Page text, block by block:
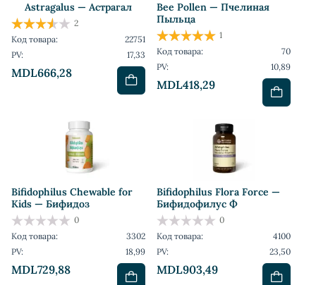
Astragalus — Астрагал
MDL666,28
2
Код товара:
22751
PV:
17,33
Bee Pollen — Пчелиная
Пыльца
MDL418,29
1
Код товара:
70
PV:
10,89
Bifidophilus Chewable for
Kids — Бифидоз
MDL729,88
0
Код товара:
3302
PV:
18,99
Bifidophilus Flora Force —
Бифидофилус Ф
MDL903,49
0
Код товара:
4100
PV:
23,50